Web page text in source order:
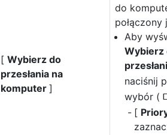
[ Wybierz do
przesłania na
komputer ]
do
połączony
Aby
Wybierz
naciśnij
wybór (
[